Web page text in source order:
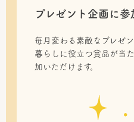
プレゼント企画に参
毎月変わる素敵なプレゼ
暮らしに役立つ賞品が当
加いただけます。